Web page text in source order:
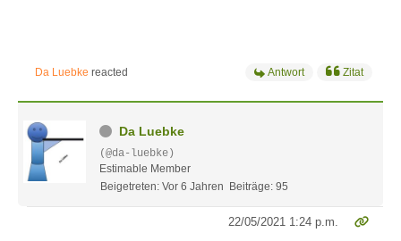
Da Luebke reacted Antwort Zitat
Da Luebke
(@da-luebke)
Estimable Member
Beigetreten: Vor 6 Jahren Beiträge: 95
22/05/2021 1:24 p.m.